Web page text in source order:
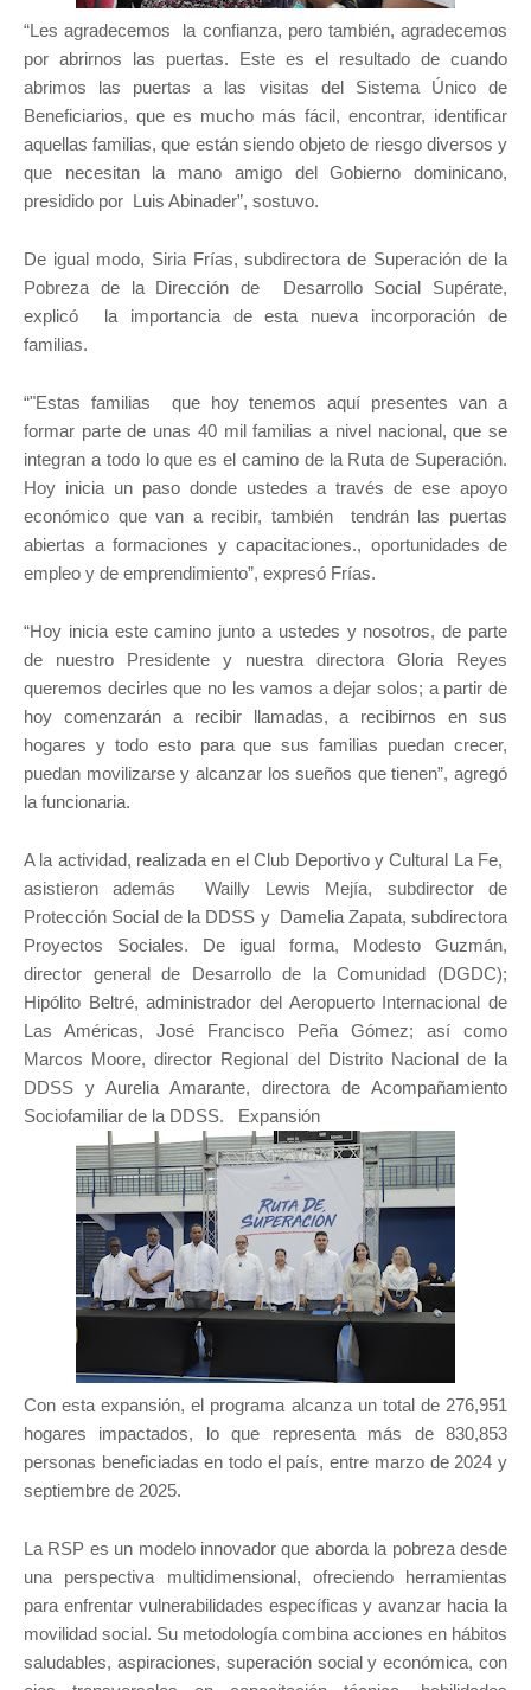
“Les agradecemos la confianza, pero también, agradecemos
por abrirnos las puertas. Este es el resultado de cuando
abrimos las puertas a las visitas del Sistema Único de
Beneficiarios, que es mucho más fácil, encontrar, identificar
aquellas familias, que están siendo objeto de riesgo diversos y
que necesitan la mano amigo del Gobierno dominicano,
presidido por Luis Abinader”, sostuvo.
De igual modo, Siria Frías, subdirectora de Superación de la
Pobreza de la Dirección de Desarrollo Social Supérate,
explicó la importancia de esta nueva incorporación de
familias.
“"Estas familias que hoy tenemos aquí presentes van a
formar parte de unas 40 mil familias a nivel nacional, que se
integran a todo lo que es el camino de la Ruta de Superación.
Hoy inicia un paso donde ustedes a través de ese apoyo
económico que van a recibir, también tendrán las puertas
abiertas a formaciones y capacitaciones., oportunidades de
empleo y de emprendimiento”, expresó Frías.
“Hoy inicia este camino junto a ustedes y nosotros, de parte
de nuestro Presidente y nuestra directora Gloria Reyes
queremos decirles que no les vamos a dejar solos; a partir de
hoy comenzarán a recibir llamadas, a recibirnos en sus
hogares y todo esto para que sus familias puedan crecer,
puedan movilizarse y alcanzar los sueños que tienen”, agregó
la funcionaria.
A la actividad, realizada en el Club Deportivo y Cultural La Fe,
asistieron además Wailly Lewis Mejía, subdirector de
Protección Social de la DDSS y Damelia Zapata, subdirectora
Proyectos Sociales. De igual forma, Modesto Guzmán,
director general de Desarrollo de la Comunidad (DGDC);
Hipólito Beltré, administrador del Aeropuerto Internacional de
Las Américas, José Francisco Peña Gómez; así como
Marcos Moore, director Regional del Distrito Nacional de la
DDSS y Aurelia Amarante, directora de Acompañamiento
Sociofamiliar de la DDSS. Expansión
Con esta expansión, el programa alcanza un total de 276,951
hogares impactados, lo que representa más de 830,853
personas beneficiadas en todo el país, entre marzo de 2024 y
septiembre de 2025.
La RSP es un modelo innovador que aborda la pobreza desde
una perspectiva multidimensional, ofreciendo herramientas
para enfrentar vulnerabilidades específicas y avanzar hacia la
movilidad social. Su metodología combina acciones en hábitos
saludables, aspiraciones, superación social y económica, con